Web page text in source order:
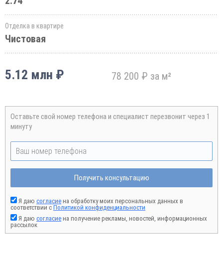
Отделка в квартире
Чистовая
5.12 млн ₽ 78 200 ₽ за м²
Оставьте свой номер телефона и специалист перезвонит через 1
минуту
Получить консультацию
Я даю согласие на обработку моих персональных данных в
соответствии с Политикой конфиденциальности
Я даю согласие на получение рекламы, новостей, информационных
рассылок